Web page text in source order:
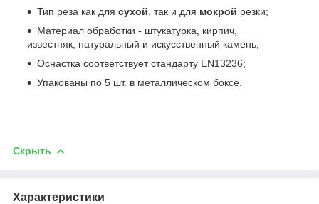
Тип реза как для сухой , так и для мокрой резки;
Материал обработки - штукатурка, кирпич,
известняк, натуральный и искусственный камень;
Оснастка соответствует стандарту EN13236;
Упакованы по 5 шт. в металлическом боксе.
Скрыть
Характеристики